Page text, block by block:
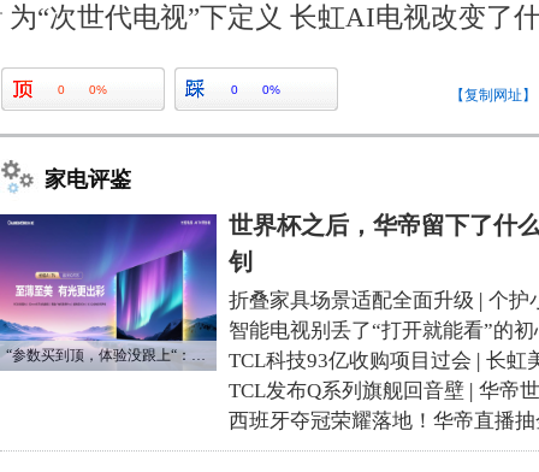
为“次世代电视”下定义 长虹AI电视改变了
0 0% 0 0% 【复制网址】
家电评鉴
“参数买到顶，体验没跟上“：长虹追光Q70S给高端电视打了个样
世界杯之后，华帝留下了什
钊
折叠家具场景适配全面升级 | 个护
智能电视别丢了“打开就能看”的初
TCL科技93亿收购项目过会 | 长虹
TCL发布Q系列旗舰回音壁 | 华帝
西班牙夺冠荣耀落地！华帝直播